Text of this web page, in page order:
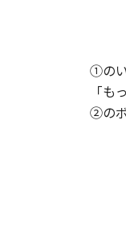
①の
「
②の